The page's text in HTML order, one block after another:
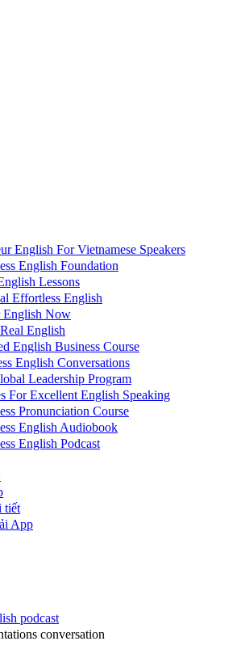
English For Vietnamese Speakers
English Foundation
Lessons
Effortless English
English Now
English
English Business Course
English Conversations
Leadership Program
For Excellent English Speaking
Pronunciation Course
English Audiobook
English Podcast
tiết
App
podcast
conversation